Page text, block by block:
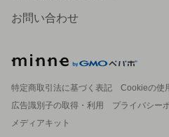
お問い合わせ
特定商取引法に基づく表記
Cookieの使
広告識別子の取得・利用
プライバシー
メディアキット